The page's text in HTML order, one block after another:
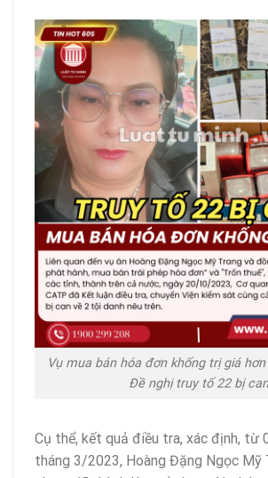
Vụ mua bán hóa đơn khống trị giá
Đề nghị truy tố 22 bị can
Cụ thể, kết quả điều tra, xác định, từ
tháng 3/2023, Hoàng Đặng Ngọc Mỹ